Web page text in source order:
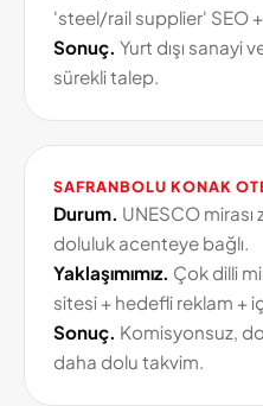
'steel/rail supplier' SEO
Sonuç. Yurt dışı sanayi
sürekli talep.
SAFRANBOLU KONAK
Durum. UNESCO
doluluk acenteye bağlı.
Yaklaşımımız. Çok dilli
sitesi + hedefli reklam +
Sonuç. Komisyonsuz,
daha dolu takvim.